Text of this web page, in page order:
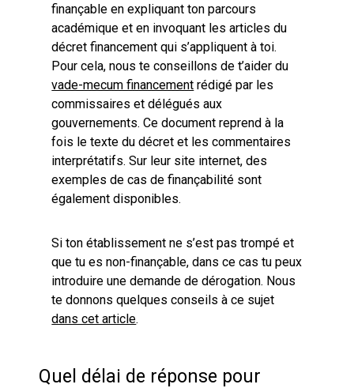
finançable en expliquant ton parcours
académique et en invoquant les articles du
décret financement qui s’appliquent à toi.
Pour cela, nous te conseillons de t’aider du
vade-mecum financement rédigé par les
commissaires et délégués aux
gouvernements. Ce document reprend à la
fois le texte du décret et les commentaires
interprétatifs. Sur leur site internet, des
exemples de cas de finançabilité sont
également disponibles.
Si ton établissement ne s’est pas trompé et
que tu es non-finançable, dans ce cas tu peux
introduire une demande de dérogation. Nous
te donnons quelques conseils à ce sujet
dans cet article.
Quel délai de réponse pour